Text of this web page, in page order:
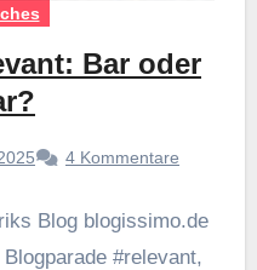
Bar oder
4 Kommentare
Blog blogissimo.de
#relevant,